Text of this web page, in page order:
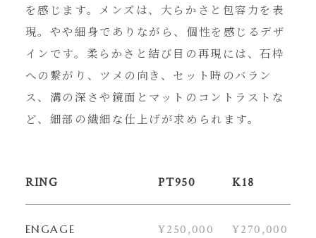
を感じます。メンズは、大らかさと包容力を表
現。やや細身でありながら、個性を感じるデザ
インです。柔らかさと結び目の再現には、石枠
への繋がり、ツメの向き、セット時のバラン
ス、溝の深さや鏡面とマットのコントラストな
ど、細部の繊細な仕上げが求められます。
RING PT950 K18
ENGAGE ¥250,000 ¥270,000